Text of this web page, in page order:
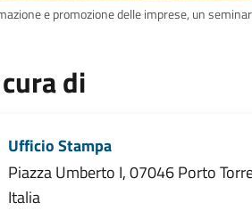
e promozione delle imprese, un
di
Ufficio Stampa
Piazza Umberto I, 07046 Porto
Italia